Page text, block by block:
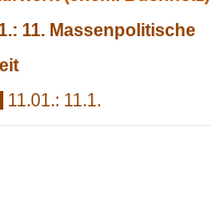
11. Massenpolitische
11.01.: 11.1.